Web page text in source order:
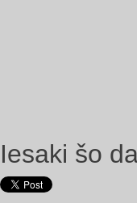
Iesaki šo